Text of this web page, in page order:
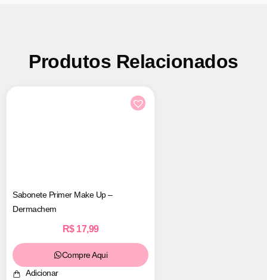
Produtos Relacionados
Sabonete Primer Make Up –
Dermachem
R$17,99
Compre Aqui
Adicionar